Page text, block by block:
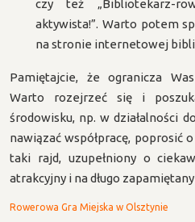
czy też „Bibliotekarz-
aktywista!”. Warto potem
na stronie internetowej
Pamiętajcie, że ogranicza
Warto rozejrzeć się i
środowisku, np. w działalności
nawiązać współpracę, poprosić
taki rajd, uzupełniony o
atrakcyjny i na długo
Rowerowa Gra Miejska w Olsztynie